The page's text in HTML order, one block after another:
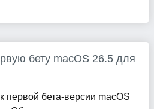
бету macOS 26.5 для
первой бета-версии macOS